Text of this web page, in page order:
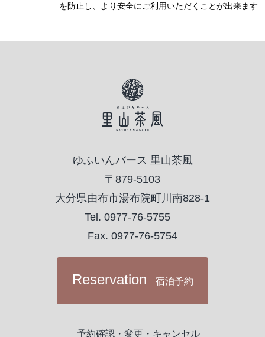
を防止し、より安全にご利用いただくことが出来ます
ゆふいんバース 里山茶風
〒879-5103
大分県由布市湯布院町川南828-1
Tel. 0977-76-5755
Fax. 0977-76-5754
Reservation 宿泊予約
予約確認・変更・キャンセル